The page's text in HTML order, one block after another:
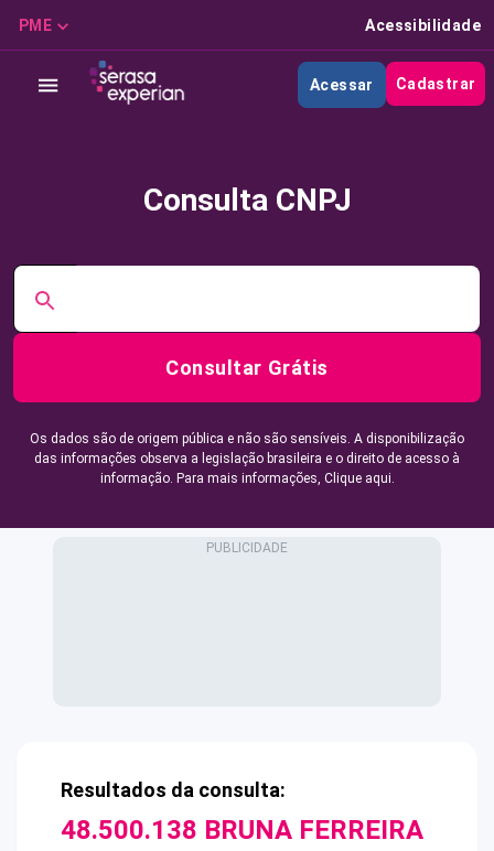
PME Acessibilidade
Acessar Cadastrar
Consulta CNPJ
Consultar Grátis
Os dados são de origem pública e não são sensíveis. A disponibilização
das informações observa a legislação brasileira e o direito de acesso à
informação. Para mais informações, Clique aqui.
Resultados da consulta:
48.500.138 BRUNA FERREIRA